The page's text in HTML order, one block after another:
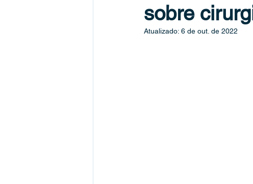
medicina da coluna sacroileíte
sobre
Atualizado: 6 de out. de 2022